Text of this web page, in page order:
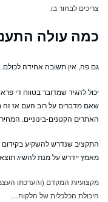
צריכים לבחור בו.
כמה עולה
גם פה, אין תשובה אחידה
האתרים הקטנים-בינוניים.
התקציב שנדרש להשקיע
מאמץ יידרש על מנת להשיג
מקצועיות המקדם (והערכתו
היכולת הכלכלית של הלקוח…